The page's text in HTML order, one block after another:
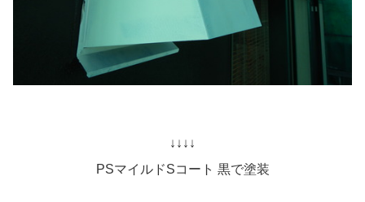
↓↓↓↓
PSマイルドSコート 黒で塗装